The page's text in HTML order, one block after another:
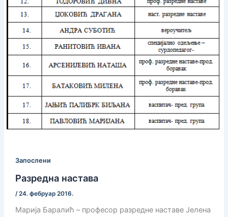
Запослени
Разредна настава
/24. фебруар 2016.
Марија Баралић – професор разредне наставе Јелена